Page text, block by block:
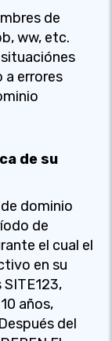
de
ww, etc.
a errores
de su
dominio
de
el cual el
en su
años,
del